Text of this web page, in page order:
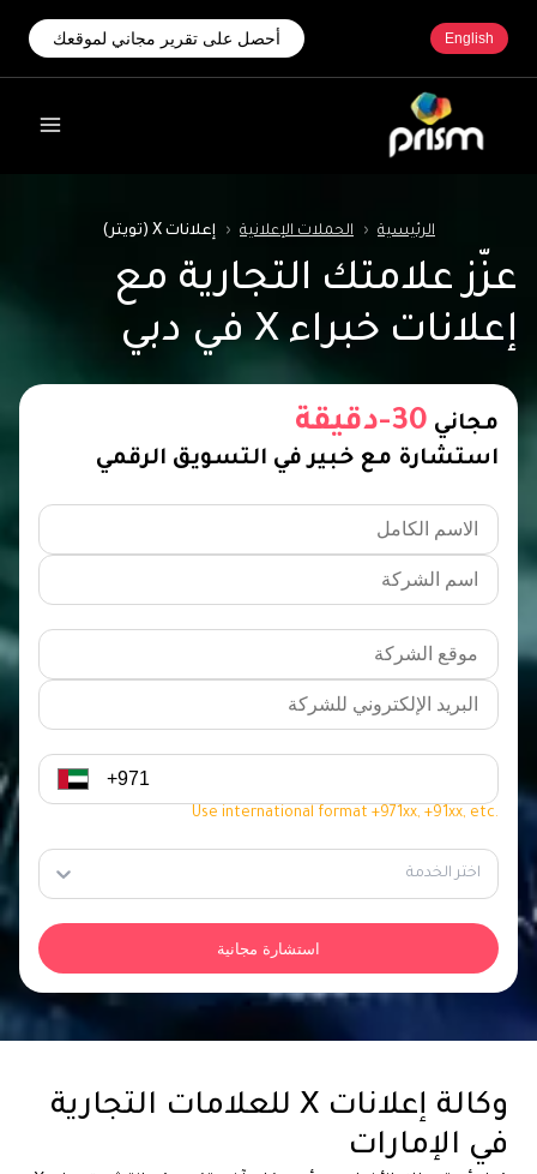
English أحصل على تقرير مجاني لموقعك
الرئيسية ‹ الحملات الإعلانية ‹ إعلانات X (تويتر)
عزّز علامتك التجارية مع
إعلانات خبراء X في دبي
مجاني 30-دقيقة
استشارة مع خبير في التسويق الرقمي
Use international format +971xx, +91xx, etc.
اختر الخدمة
استشارة مجانية
وكالة إعلانات X للعلامات التجارية
في الإمارات